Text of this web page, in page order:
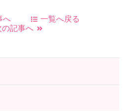
へ
一覧へ戻る
の記事へ